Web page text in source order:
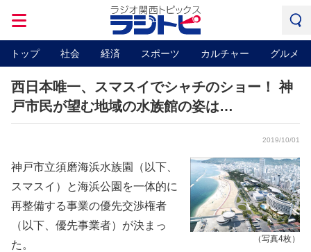
トップ 社会 経済 スポーツ カルチャー グルメ
西日本唯一、スマスイでシャチのショー！ 神
戸市民が望む地域の水族館の姿は…
2019/10/01
（写真4枚）
神戸市立須磨海浜水族園（以下、
スマスイ）と海浜公園を一体的に
再整備する事業の優先交渉権者
（以下、優先事業者）が決まっ
た。